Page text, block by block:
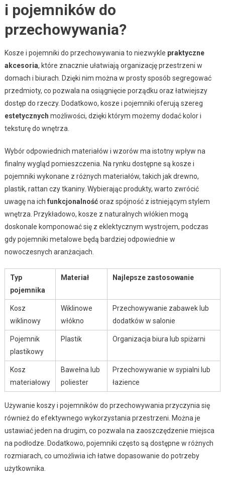
i pojemników do
przechowywania?
Kosze i pojemniki do przechowywania to niezwykle praktyczne
akcesoria, które znacznie ułatwiają organizację przestrzeni w
domach i biurach. Dzięki nim można w prosty sposób segregować
przedmioty, co pozwala na osiągnięcie porządku oraz łatwiejszy
dostęp do rzeczy. Dodatkowo, kosze i pojemniki oferują szereg
estetycznych możliwości, dzięki którym możemy dodać kolor i
teksturę do wnętrza.
Wybór odpowiednich materiałów i wzorów ma istotny wpływ na
finalny wygląd pomieszczenia. Na rynku dostępne są kosze i
pojemniki wykonane z różnych materiałów, takich jak drewno,
plastik, rattan czy tkaniny. Wybierając produkty, warto zwrócić
uwagę na ich funkcjonalnośćoraz spójność z istniejącym stylem
wnętrza. Przykładowo, kosze z naturalnych włókien mogą
doskonale komponować się z eklektycznym wystrojem, podczas
gdy pojemniki metalowe będą bardziej odpowiednie w
nowoczesnych aranżacjach.
Typ
pojemnika
Materiał Najlepsze zastosowanie
Kosz
wiklinowy
Wiklinowe
włókno
Przechowywanie zabawek lub
dodatków w salonie
Pojemnik
plastikowy
Plastik Organizacja biura lub spiżarni
Kosz
materiałowy
Bawełna lub
poliester
Przechowywanie w sypialni lub
łazience
Używanie koszy i pojemników do przechowywania przyczynia się
również do efektywnego wykorzystania przestrzeni. Można je
ustawiać jeden na drugim, co pozwala na zaoszczędzenie miejsca
na podłodze. Dodatkowo, pojemniki często są dostępne w różnych
rozmiarach, co umożliwia ich łatwe dopasowanie do potrzeby
użytkownika.